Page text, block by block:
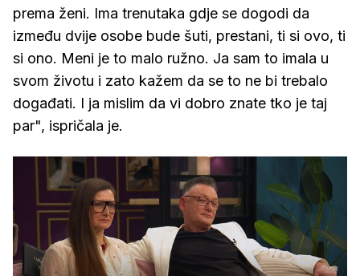
prema ženi. Ima trenutaka gdje se dogodi da
između dvije osobe bude šuti, prestani, ti si ovo, ti
si ono. Meni je to malo ružno. Ja sam to imala u
svom životu i zato kažem da se to ne bi trebalo
događati. I ja mislim da vi dobro znate tko je taj
par", ispričala je.